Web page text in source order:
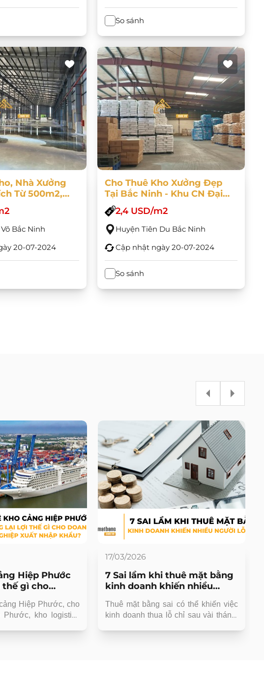
So sánh
Nhà Xưởng
Từ 500m2,
4500m2,
Bắc Ninh
20-07-2024
Cho Thuê Kho Xưởng Đẹp
Tại Bắc Ninh - Khu CN Đại
Đồng - Tiên Du - Bắc Ninh
2,4 USD/m2
Huyện Tiên Du Bắc Ninh
Cập nhật ngày 20-07-2024
So sánh
Hiệp Phước
thế gì cho
Hiệp Phước, cho
kho logistics
17/03/2026
7 Sai lầm khi thuê mặt bằng
kinh doanh khiến nhiều
Thuê mặt bằng sai có thể khiến việc
kinh doanh thua lỗ chỉ sau vài tháng.